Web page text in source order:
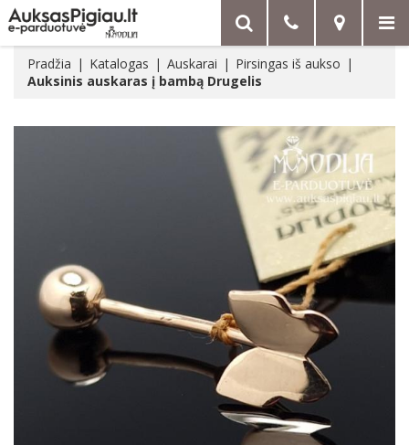
Pradžia Katalogas Auskarai
Pirsingas iš aukso
Auksinis auskaras į bambą Drugelis